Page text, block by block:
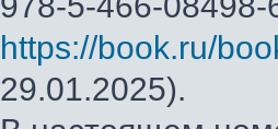
https://book.ru/
29.01.2025).